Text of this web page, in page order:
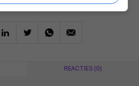
REACTIES (0)